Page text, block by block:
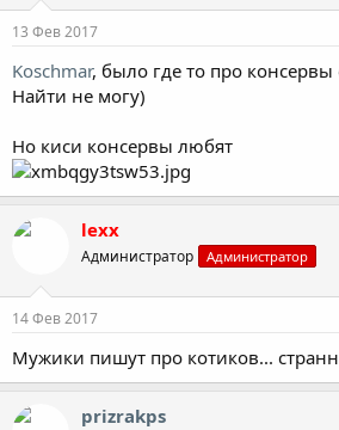
13 Фев 2017
Koschmar, было где то про консервы
Найти не могу)
Но киси консервы любят
lexx
Администратор Администратор
14 Фев 2017
Мужики пишут про котиков...
prizrakps